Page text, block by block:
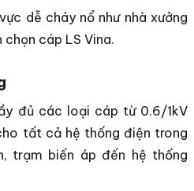
dễ cháy nổ như nhà xưởng
cáp LS Vina.
đủ các loại cáp từ 0.6/1kV
tất cả hệ thống điện trong
trạm biến áp đến hệ thống